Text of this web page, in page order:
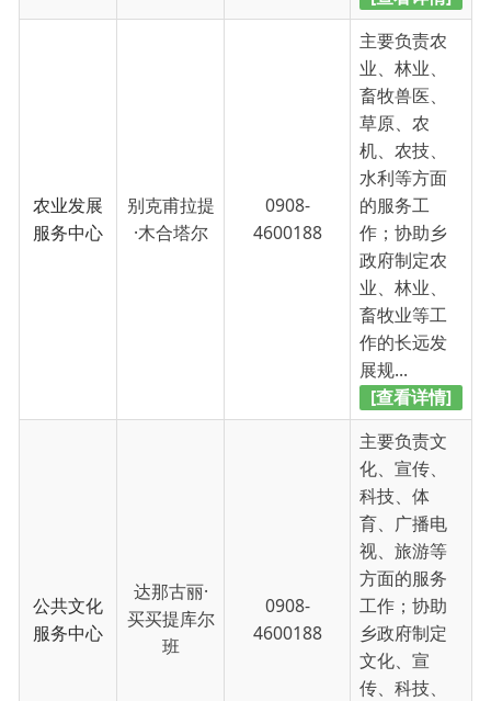
展规...
[查看详情]
公共文化
服务中心
达那古丽·
买买提库尔
0908-
4600188
主要负责文
化、宣传、
科技、体
育、广播电
视、旅游等
方面的服务
工作；协助
乡政府制定
文化、宣
传、科技、
体育、广播
电视、旅游
[查看详情]
态环境工
作站）
主要负责国
土资源、规
划建设、园
林绿化、环
境保护、交
通等方面的
服务工作；
协助乡政府
制定国土资
源、规划建
设、园林绿
化、环境保...